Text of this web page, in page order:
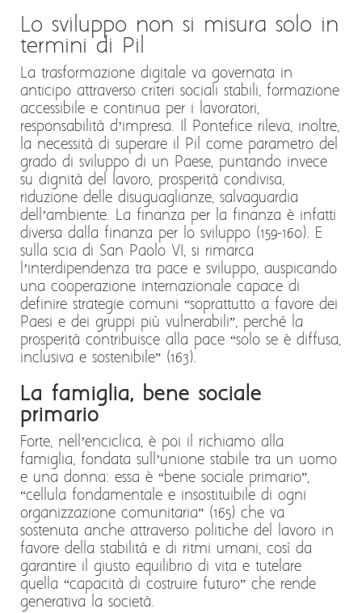
Lo sviluppo non si misura solo in
termini di Pil
La trasformazione digitale va governata in
anticipo attraverso criteri sociali stabili, formazione
accessibile e continua per i lavoratori,
responsabilità d’impresa. Il Pontefice rileva, inoltre,
la necessità di superare il Pil come parametro del
grado di sviluppo di un Paese, puntando invece
su dignità del lavoro, prosperità condivisa,
riduzione delle disuguaglianze, salvaguardia
dell’ambiente. La finanza per la finanza è infatti
diversa dalla finanza per lo sviluppo (159-160). E
sulla scia di San Paolo VI, si rimarca
l’interdipendenza tra pace e sviluppo, auspicando
una cooperazione internazionale capace di
definire strategie comuni “soprattutto a favore dei
Paesi e dei gruppi più vulnerabili”, perché la
prosperità contribuisce alla pace “solo se è diffusa,
inclusiva e sostenibile” (163).
La famiglia, bene sociale
primario
Forte, nell’enciclica, è poi il richiamo alla
famiglia, fondata sull’unione stabile tra un uomo
e una donna: essa è “bene sociale primario”,
“cellula fondamentale e insostituibile di ogni
organizzazione comunitaria” (165) che va
sostenuta anche attraverso politiche del lavoro in
favore della stabilità e di ritmi umani, così da
garantire il giusto equilibrio di vita e tutelare
quella “capacità di costruire futuro” che rende
generativa la società.